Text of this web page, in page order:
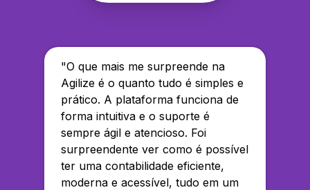
"O que mais me surpreende na
Agilize é o quanto tudo é simples e
prático. A plataforma funciona de
forma intuitiva e o suporte é
sempre ágil e atencioso. Foi
surpreendente ver como é possível
ter uma contabilidade eficiente,
moderna e acessível, tudo em um